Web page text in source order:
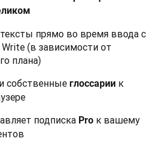
прямо во время ввода с
(в зависимости от
плана)
собственные глоссарии к
подписка Pro к вашему